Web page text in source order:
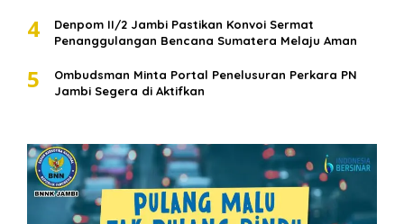
4
Denpom II/2 Jambi Pastikan Konvoi Sermat
Penanggulangan Bencana Sumatera Melaju Aman
5
Ombudsman Minta Portal Penelusuran Perkara PN
Jambi Segera di Aktifkan